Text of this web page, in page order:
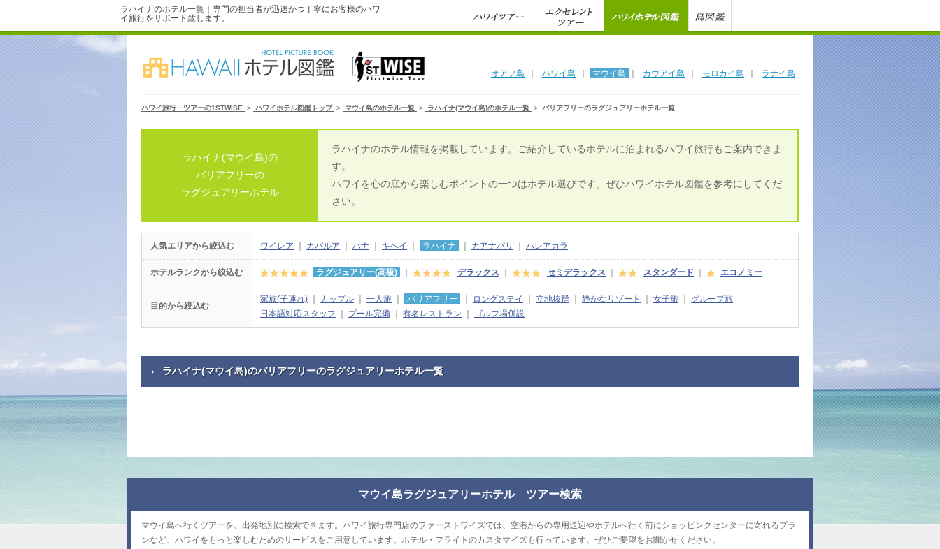
ラハイナのホテル一覧｜専門の担当者が迅速かつ丁寧にお客様のハワ
イ旅行をサポート致します。
オアフ島 ハワイ島 マウイ島 カウアイ島 モロカイ島 ラナイ島
ハワイ旅行・ツアーの1STWISE > ハワイホテル図鑑トップ > マウイ島のホテル一覧 > ラハイナ(マウイ島)のホテル一覧 > バリアフリーのラグジュアリーホテル一覧
ラハイナ(マウイ島)の
バリアフリーの
ラグジュアリーホテル
ラハイナのホテル情報を掲載しています。ご紹介しているホテルに泊まれるハワイ旅行もご案内できま
す。
ハワイを心の底から楽しむポイントの一つはホテル選びです。ぜひハワイホテル図鑑を参考にしてくだ
さい。
人気エリアから絞込む ワイレア カパルア ハナ キヘイ ラハイナ カアナパリ ハレアカラ
ホテルランクから絞込む ラグジュアリー(高級) デラックス セミデラックス スタンダード エコノミー
目的から絞込む
家族(子連れ) カップル 一人旅 バリアフリー ロングステイ 立地抜群 静かなリゾート 女子旅
グループ旅
日本語対応スタッフ
プール完備 有名レストラン ゴルフ場併設
ラハイナ(マウイ島)のバリアフリーのラグジュアリーホテル一覧
マウイ島ラグジュアリーホテル ツアー検索
マウイ島へ行くツアーを、出発地別に検索できます。ハワイ旅行専門店のファーストワイズでは、空港からの専用送迎やホテルへ行く前にショッピングセンターに寄れるプラ
ンなど、ハワイをもっと楽しむためのサービスをご用意しています。ホテル・フライトのカスタマイズも行っています。ぜひご要望をお聞かせください。